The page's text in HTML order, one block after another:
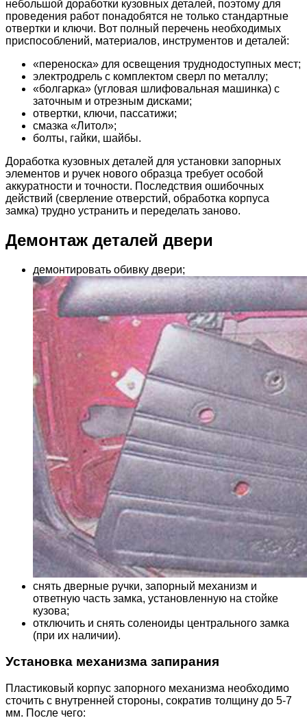
небольшой доработки кузовных деталей, поэтому для
проведения работ понадобятся не только стандартные
отвертки и ключи. Вот полный перечень необходимых
приспособлений, материалов, инструментов и деталей:
«переноска» для освещения труднодоступных мест;
электродрель с комплектом сверл по металлу;
«болгарка» (угловая шлифовальная машинка) с
заточным и отрезным дисками;
отвертки, ключи, пассатижи;
смазка «Литол»;
болты, гайки, шайбы.
Доработка кузовных деталей для установки запорных
элементов и ручек нового образца требует особой
аккуратности и точности. Последствия ошибочных
действий (сверление отверстий, обработка корпуса
замка) трудно устранить и переделать заново.
Демонтаж деталей двери
демонтировать обивку двери;
снять дверные ручки, запорный механизм и
ответную часть замка, установленную на стойке
кузова;
отключить и снять соленоиды центрального замка
(при их наличии).
Установка механизма запирания
Пластиковый корпус запорного механизма необходимо
сточить с внутренней стороны, сократив толщину до 5-7
мм. После чего: